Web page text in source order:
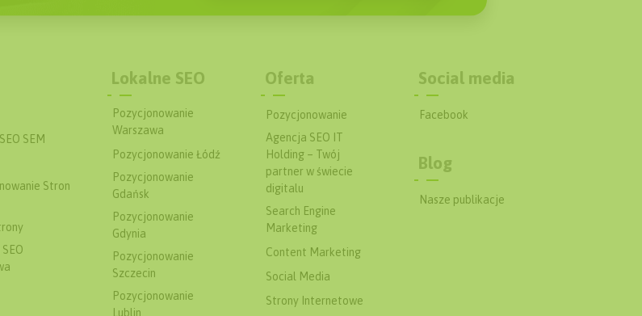
SEM
Stron
Lokalne SEO
Pozycjonowanie
Warszawa
Pozycjonowanie Łódź
Pozycjonowanie
Gdańsk
Pozycjonowanie
Gdynia
Pozycjonowanie
Szczecin
Pozycjonowanie
Lublin
Oferta
Pozycjonowanie
Agencja SEO IT
Holding – Twój
partner w świecie
digitalu
Search Engine
Marketing
Content Marketing
Social Media
Strony Internetowe
Social media
Facebook
Blog
Nasze publikacje